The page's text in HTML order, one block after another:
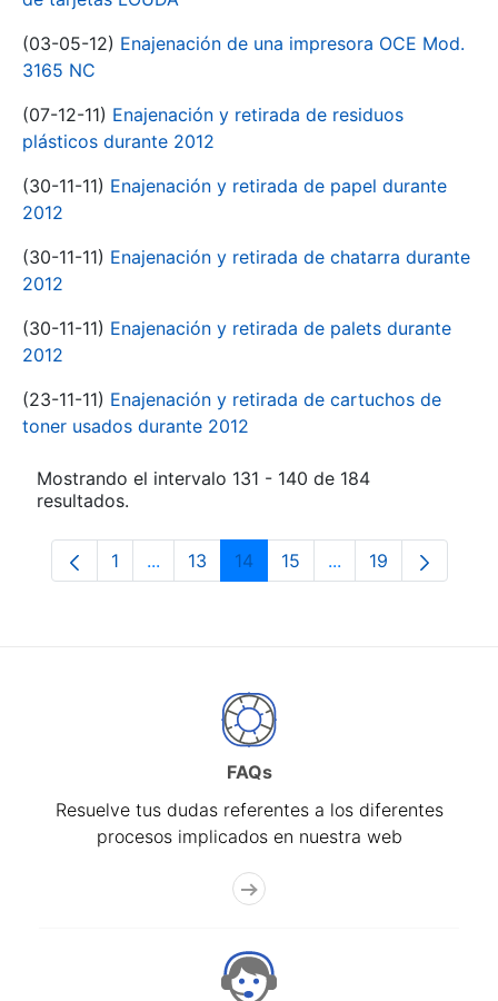
(03-05-12) Enajenación de una impresora OCE Mod.
3165 NC
(07-12-11) Enajenación y retirada de residuos
plásticos durante 2012
(30-11-11) Enajenación y retirada de papel durante
2012
(30-11-11) Enajenación y retirada de chatarra durante
2012
(30-11-11) Enajenación y retirada de palets durante
2012
(23-11-11) Enajenación y retirada de cartuchos de
toner usados durante 2012
Mostrando el intervalo 131 - 140 de 184
resultados.
Página
1 ...Páginas intermedias Use TAB para
Página
13 Página
14 Página
15 ...PáginasPágina
19
FAQs
Resuelve tus dudas referentes a los diferentes
procesos implicados en nuestra web